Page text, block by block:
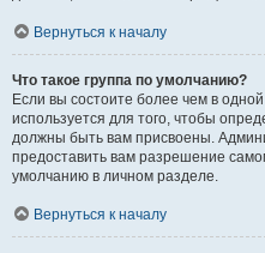
Вернуться к началу
Что такое группа по умолчанию?
Если вы состоите более чем в
используется для того, чтобы
должны быть вам присвоены.
предоставить вам разрешение
умолчанию в личном разделе.
Вернуться к началу